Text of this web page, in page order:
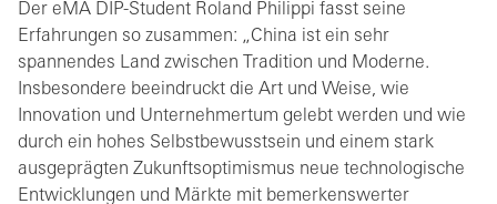
Der eMA DIP-Student Roland Philippi fasst seine
Erfahrungen so zusammen: „China ist ein sehr
spannendes Land zwischen Tradition und Moderne.
Insbesondere beeindruckt die Art und Weise, wie
Innovation und Unternehmertum gelebt werden und wie
durch ein hohes Selbstbewusstsein und einem stark
ausgeprägten Zukunftsoptimismus neue technologische
Entwicklungen und Märkte mit bemerkenswerter